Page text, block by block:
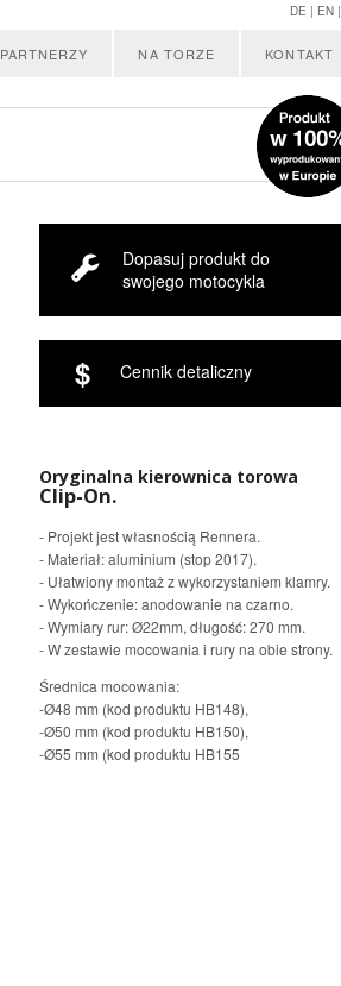
PARTNERZY NA TORZE KONTAKT
Dopasuj produkt do
swojego motocykla
$ Cennik detaliczny
Oryginalna kierownica torowa
Clip-On.
- Projekt jest własnością Rennera.
- Materiał: aluminium (stop 2017).
- Ułatwiony montaż z wykorzystaniem klamry.
- Wykończenie: anodowanie na czarno.
- Wymiary rur: Ø22mm, długość: 270 mm.
- W zestawie mocowania i rury na obie strony.
Średnica mocowania:
-Ø48 mm (kod produktu HB148),
-Ø50 mm (kod produktu HB150),
-Ø55 mm (kod produktu HB155
DE | EN |